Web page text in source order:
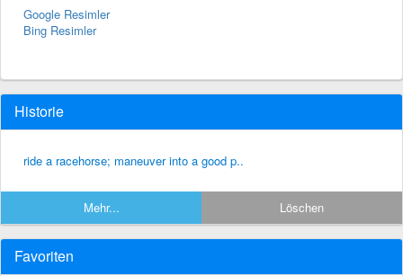
Google Resimler
Bing Resimler
Historie
ride a racehorse; maneuver into a good p..
Mehr... Löschen
Favoriten